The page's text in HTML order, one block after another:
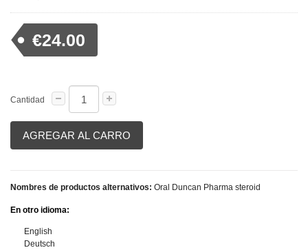
€24.00
Cantidad
AGREGAR AL CARRO
Nombres de productos alternativos: Oral Duncan Pharma steroid
En otro idioma:
English
Deutsch